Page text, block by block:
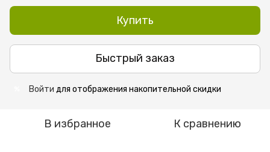
Купить
Быстрый заказ
Войти для отображения накопительной скидки
В избранное К сравнению